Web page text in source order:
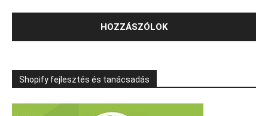
Shopify fejlesztés és tanácsadás